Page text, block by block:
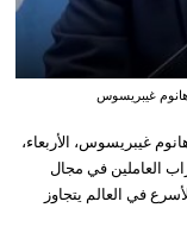
غيبريسوس
غيبريسوس، الأربعاء،
العاملين في مجال
في العالم يتجاوز